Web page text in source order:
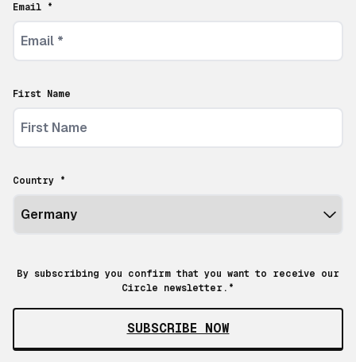
Email *
First Name
Country *
By subscribing you confirm that you want to receive our
Circle newsletter.*
SUBSCRIBE NOW